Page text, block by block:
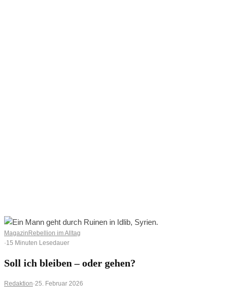
Magazin Rebellion im Alltag
·15 Minuten Lesedauer
Soll ich bleiben – oder gehen?
Redaktion·25. Februar 2026